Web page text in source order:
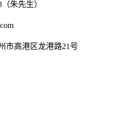
朱先生）
高港区龙港路21号